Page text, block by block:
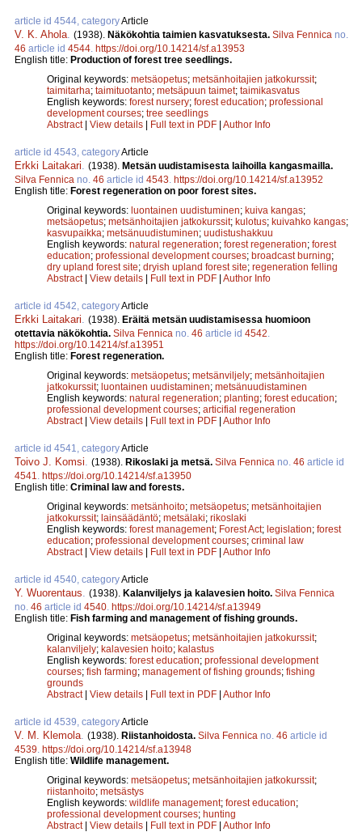
article id 4544, categoryArticle
V. K. Ahola (1938). Näkökohtia taimien kasvatuksesta. Silva Fennica no.
46 article id 4544 https://doi.org/10.14214/sf.a13953
English title: Production of forest tree seedlings.
Original keywords: metsäopetus; metsänhoitajien jatkokurssit;
taimitarha; taimituotanto; metsäpuun taimet; taimikasvatus
English keywords: forest nursery; forest education; professional
development courses; tree seedlings
Abstract| View details | Full text in PDF | Author Info
article id 4543, categoryArticle
Erkki Laitakari (1938). Metsän uudistamisesta laihoilla kangasmailla.
Silva Fennica no. 46 article id 4543 https://doi.org/10.14214/sf.a13952
English title: Forest regeneration on poor forest sites.
Original keywords: luontainen uudistuminen; kuiva kangas;
metsäopetus; metsänhoitajien jatkokurssit; kulotus; kuivahko kangas;
kasvupaikka; metsänuudistuminen; uudistushakkuu
English keywords: natural regeneration; forest regeneration; forest
education; professional development courses; broadcast burning;
dry upland forest site; dryish upland forest site; regeneration felling
Abstract| View details | Full text in PDF | Author Info
article id 4542, categoryArticle
Erkki Laitakari (1938). Eräitä metsän uudistamisessa huomioon
otettavia näkökohtia. Silva Fennica no. 46 article id 4542
https://doi.org/10.14214/sf.a13951
English title: Forest regeneration.
Original keywords: metsäopetus; metsänviljely; metsänhoitajien
jatkokurssit; luontainen uudistaminen; metsänuudistaminen
English keywords: natural regeneration; planting; forest education;
professional development courses; articifial regeneration
Abstract| View details | Full text in PDF | Author Info
article id 4541, categoryArticle
Toivo J. Komsi (1938). Rikoslaki ja metsä. Silva Fennica no. 46 article id
4541
https://doi.org/10.14214/sf.a13950
English title: Criminal law and forests.
Original keywords: metsänhoito; metsäopetus; metsänhoitajien
jatkokurssit; lainsäädäntö; metsälaki; rikoslaki
English keywords: forest management; Forest Act; legislation; forest
education; professional development courses; criminal law
Abstract| View details | Full text in PDF | Author Info
article id 4540, categoryArticle
Y. Wuorentaus (1938). Kalanviljelys ja kalavesien hoito. Silva Fennica
no. 46 article id 4540 https://doi.org/10.14214/sf.a13949
English title: Fish farming and management of fishing grounds.
Original keywords: metsäopetus; metsänhoitajien jatkokurssit;
kalanviljely; kalavesien hoito; kalastus
English keywords: forest education; professional development
courses; fish farming; management of fishing grounds; fishing
grounds
Abstract| View details | Full text in PDF | Author Info
article id 4539, categoryArticle
V. M. Klemola (1938). Riistanhoidosta. Silva Fennica no. 46 article id
4539 https://doi.org/10.14214/sf.a13948
English title: Wildlife management.
Original keywords: metsäopetus; metsänhoitajien jatkokurssit;
riistanhoito; metsästys
English keywords: wildlife management; forest education;
professional development courses; hunting
Abstract| View details | Full text in PDF | Author Info